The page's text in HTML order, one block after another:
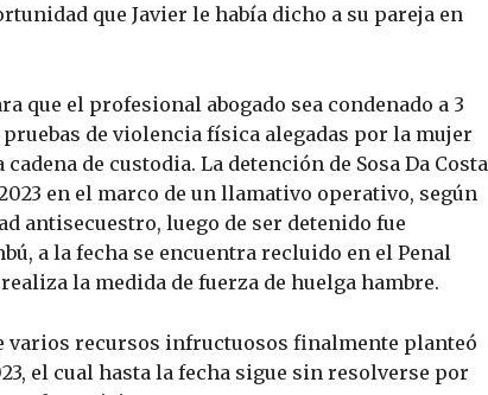
que Javier le había dicho a su pareja en
que el profesional abogado sea condenado a 3
de violencia física alegadas por la mujer
de custodia. La detención de Sosa Da Costa
en el marco de un llamativo operativo, según
antisecuestro, luego de ser detenido fue
a la fecha se encuentra recluido en el Penal
la medida de fuerza de huelga hambre.
varios recursos infructuosos finalmente planteó
el cual hasta la fecha sigue sin resolverse por